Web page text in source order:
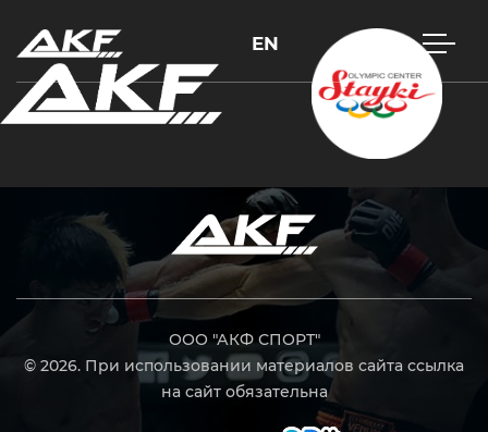
EN
ООО "АКФ СПОРТ"
© 2026. При использовании материалов сайта ссылка
на сайт обязательна
Нажмите Enter для поиска или Esc, чтобы закрыть